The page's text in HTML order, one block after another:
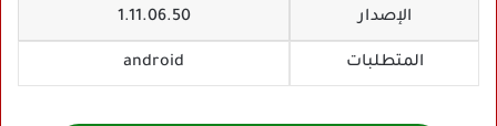
الإصدار 1.11.06.50
المتطلبات android